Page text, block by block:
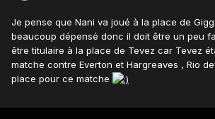
Je pense que Nani va joué à la place de
beaucoup dépensé donc il doit être un peu
être titulaire à la place de Tevez car Tevez
matche contre Everton et Hargreaves , Rio
place pour ce matche